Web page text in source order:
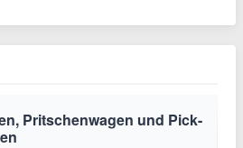
Pritschenwagen und Pick-